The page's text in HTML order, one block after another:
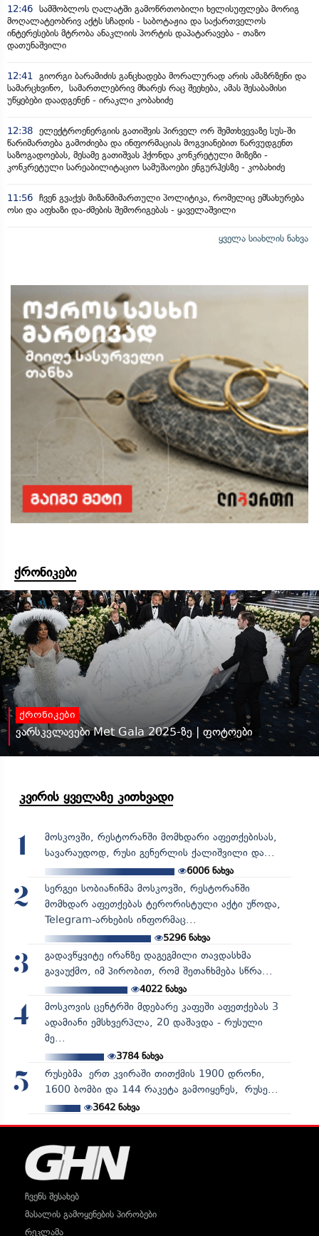
12:46 სამშობლოს ღალატში გამოწრთობილი ხელისუფლება მორიგ
მოღალატეობრივ აქტს სჩადის - საბოტაჟია და საქართველოს
ინტერესების მტრობა ანაკლიის პორტის დაპატარავება - თაზო
დათუნაშვილი
12:41 გიორგი ბარამიძის განცხადება მორალურად არის ამაზრზენი და
სამარცხვინო, სამართლებრივ მხარეს რაც შეეხება, ამას შესაბამისი
უწყებები დაადგენენ - ირაკლი კობახიძე
12:38 ელექტროენერგიის გათიშვის პირველ ორ შემთხვევაზე სუს-ში
წარიმართება გამოძიება და ინფორმაციას მოგვიანებით წარვუდგენთ
საზოგადოებას, მესამე გათიშვას ჰქონდა კონკრეტული მიზეზი -
კონკრეტული სარეაბილიტაციო სამუშაოები ენგურჰესზე - კობახიძე
11:56 ჩვენ გვაქვს მიზანმიმართული პოლიტიკა, რომელიც ემსახურება
ოსი და აფხაზი და-ძმების შემორიგებას - ყაველაშვილი
ყველა სიახლის ნახვა
ქრონიკები
ქრონიკები
ვარსკვლავები Met Gala 2025-ზე | ფოტოები
კვირის ყველაზე კითხვადი
1
მოსკოვში, რესტორანში მომხდარი აფეთქებისას,
სავარაუდოდ, რუსი გენერლის ქალიშვილი და...
6006ნახვა
2
სერგეი სობიანინმა მოსკოვში, რესტორანში
მომხდარ აფეთქებას ტერორისტული აქტი უწოდა,
Telegram-არხების ინფორმაც...
5296ნახვა
3
გადავწყვიტე ირანზე დაგეგმილი თავდასხმა
გავაუქმო, იმ პირობით, რომ შეთანხმება სწრა...
4022ნახვა
4
მოსკოვის ცენტრში მდებარე კაფეში აფეთქებას 3
ადამიანი ემსხვერპლა, 20 დაშავდა - რუსული
მე...
3784ნახვა
5
რუსებმა ერთ კვირაში თითქმის 1900 დრონი,
1600 ბომბი და 144 რაკეტა გამოიყენეს, რუსე...
3642ნახვა
ჩვენს შესახებ
მასალის გამოყენების პირობები
რეკლამა